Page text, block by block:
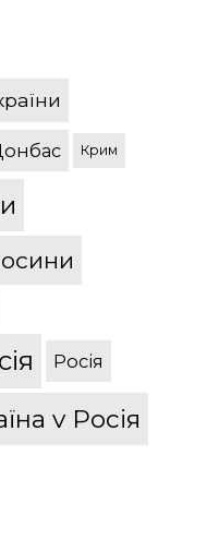
Крим
Росія
v Росія